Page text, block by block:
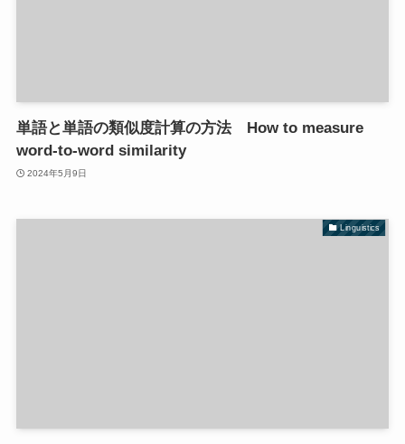
単語と単語の類似度計算の方法 How to measure
word-to-word similarity
2024年5月9日
Linguistics